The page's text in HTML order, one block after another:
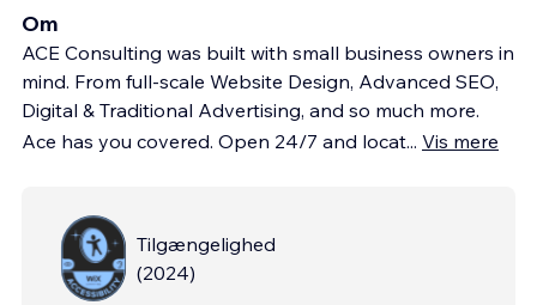
Om
ACE Consulting was built with small business owners in
mind. From full-scale Website Design, Advanced SEO,
Digital & Traditional Advertising, and so much more.
Ace has you covered. Open 24/7 and locat... Vis mere
Tilgængelighed
(2024)